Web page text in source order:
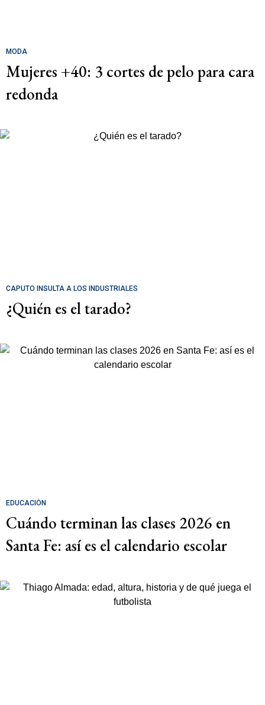
MODA
Mujeres +40: 3 cortes de pelo para cara
redonda
CAPUTO INSULTA A LOS INDUSTRIALES
¿Quién es el tarado?
EDUCACIÓN
Cuándo terminan las clases 2026 en
Santa Fe: así es el calendario escolar